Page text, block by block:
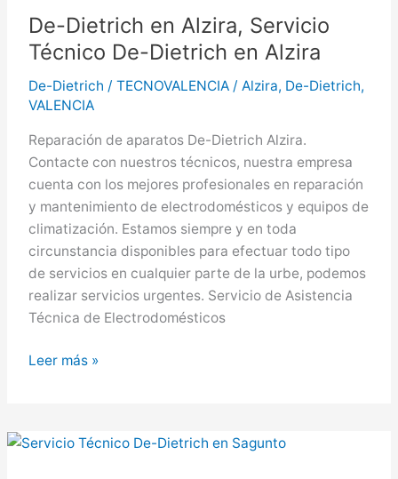
Dietrich
en
Mislata
De-Dietrich en Alzira, Servicio
Técnico De-Dietrich en Alzira
De-Dietrich / TECNOVALENCIA / Alzira, De-Dietrich,
VALENCIA
Reparación de aparatos De-Dietrich Alzira.
Contacte con nuestros técnicos, nuestra empresa
cuenta con los mejores profesionales en reparación
y mantenimiento de electrodomésticos y equipos de
climatización. Estamos siempre y en toda
circunstancia disponibles para efectuar todo tipo
de servicios en cualquier parte de la urbe, podemos
realizar servicios urgentes. Servicio de Asistencia
Técnica de Electrodomésticos
De-
Servicio
Leer más »